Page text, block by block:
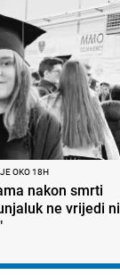
OKO 18H
nakon smrti
ne vrijedi ni